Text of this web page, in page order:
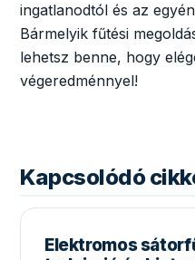
ingatlanodtól és az
Bármelyik fűtési
lehetsz benne, hogy
végeredménnyel!
Kapcsolódó
Elektromos